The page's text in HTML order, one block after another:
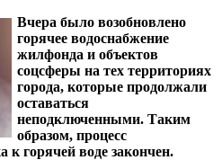
Вчера было возобновлено
горячее водоснабжение
жилфонда и объектов
соцсферы на тех территориях
города, которые продолжали
оставаться
неподключенными. Таким
образом, процесс
к горячей воде закончен.